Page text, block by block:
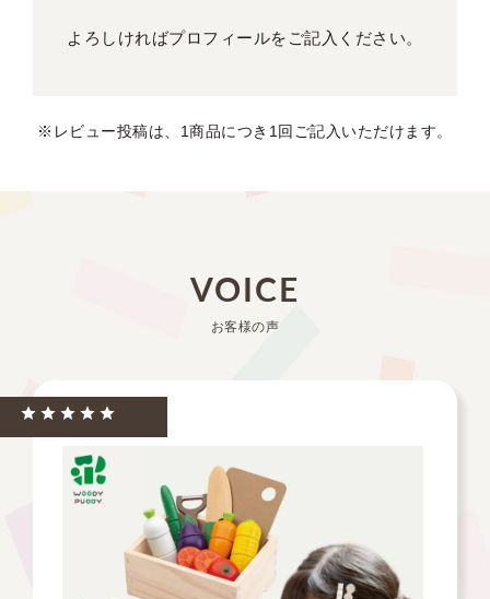
よろしければプロフィールを ご記入ください。
※レビュー投稿は、1商品につき1回ご記入いただけます。
VOICE
お客様の声